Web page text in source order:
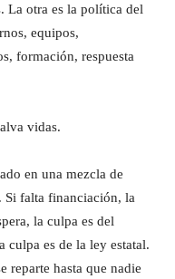
La otra es la política del
equipos,
formación, respuesta
vidas.
en una mezcla de
Si falta financiación, la
la culpa es del
culpa es de la ley estatal.
reparte hasta que nadie